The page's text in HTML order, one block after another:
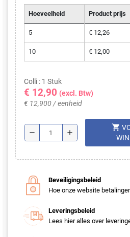
Hoeveelheid Product prijs
5 € 12,26
10 € 12,00
Colli : 1 Stuk
€ 12,90 (excl. Btw)
€ 12,900 / eenheid
remove add
shopping_cart
Beveiligingsbeleid
Hoe onze website
Leveringsbeleid
Lees hier alles over